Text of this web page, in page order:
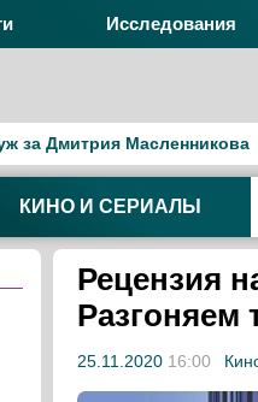
Исследования
Масленникова
КИНО И СЕРИАЛЫ
Рецензия
Разгоняем
25.11.2020 16:00